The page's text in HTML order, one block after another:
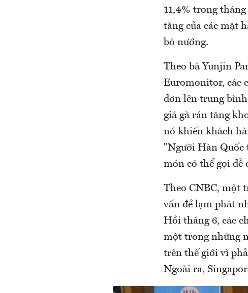
11,4% trong
tăng của các mặt
bò nướng.
Theo bà Yunjin
Euromonitor, các
đơn lên trung bình
giá gà rán tăng
nó khiến khách
"Người Hàn Quốc
món có thể gọi dễ
Theo CNBC, một
vấn đề lạm phát
Hồi tháng 6, các
một trong những
trên thế giới vì
Ngoài ra,